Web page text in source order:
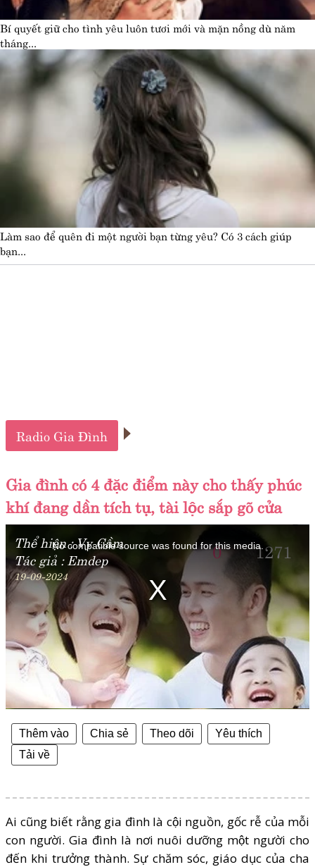
Bí quyết giữ cho tình yêu luôn tươi mới và mặn nồng dù năm
tháng...
Làm sao để quên đi một người bạn từng yêu? Có 3 cách giúp
bạn...
Radio Gia Đình
Gia đình có 4 đặc điểm này cho thấy phúc
khí đang dần tích tụ, tài lộc sắp gõ cửa
Thể hiện :Vy Cầm
Tác giả : Emdep
19-09-2024
0 1271
This
modal
window.
No compatible source was found for this media.
Thêm vào Chia sẻ Theo dõi
Yêu thích
Tải về
Ai cũng biết rằng gia đình là cội nguồn, gốc rễ của mỗi
con người. Gia đình là nơi nuôi dưỡng một người cho
đến khi trưởng thành. Sự chăm sóc, giáo dục của cha